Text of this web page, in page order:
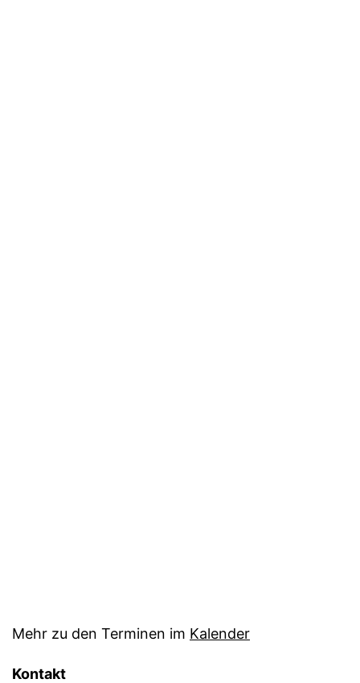
Mehr zu den Terminen im Kalender
Kontakt